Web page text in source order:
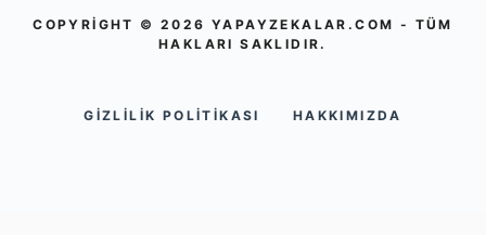
COPYRIGHT © 2026 YAPAYZEKALAR.COM - TÜM
HAKLARI SAKLIDIR.
GIZLILIK POLITIKASI HAKKIMIZDA